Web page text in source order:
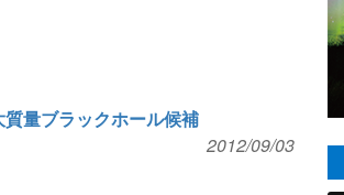
量ブラックホール候補
2012/09/03